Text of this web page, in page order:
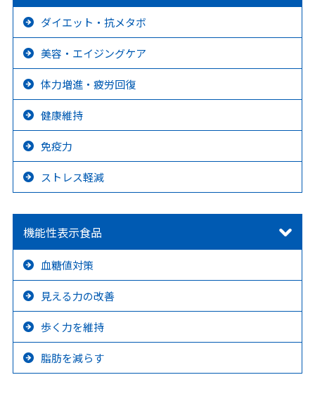
ダイエット・抗メタボ
美容・エイジングケア
体力増進・疲労回復
健康維持
免疫力
ストレス軽減
機能性表示食品
血糖値対策
見える力の改善
歩く力を維持
脂肪を減らす